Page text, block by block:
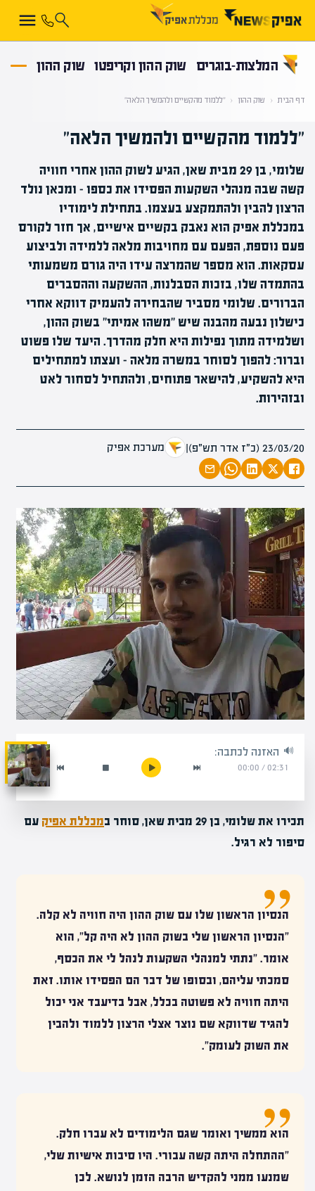
המלצות-בוגרים שוק ההון וקריפטו שוק ההון
דף הבית ‹ שוק ההון ‹ "ללמוד מהקשיים ולהמשיך הלאה"
"ללמוד מהקשיים ולהמשיך הלאה"
שלומי, בן 29 מבית שאן, הגיע לשוק ההון אחרי חוויה
קשה שבה מנהלי השקעות הפסידו את כספו – ומכאן נולד
הרצון להבין ולהתמקצע בעצמו. בתחילת לימודיו
במכללת אפיק הוא נאבק בקשיים אישיים, אך חזר לקורס
פעם נוספת, הפעם עם מחויבות מלאה ללמידה ולביצוע
עסקאות. הוא מספר שהמרצה עידו היה גורם משמעותי
בהתמדה שלו, בזכות הסבלנות, ההשקעה וההסברים
הברורים. שלומי מסביר שהבחירה להעמיק דווקא אחרי
כישלון נבעה מהבנה שיש "משהו אמיתי" בשוק ההון,
ושלמידה מתוך נפילות היא חלק מהדרך. היעד שלו פשוט
וברור: להפוך לסוחר במשרה מלאה – ועצתו למתחילים
היא להשקיע, להישאר פתוחים, ולהתחיל לסחור לאט
ובזהירות.
23/03/20 (כ״ז אדר תש״פ) | מערכת אפיק
האזנה לכתבה:
02:31
/
00:00
תכירו את שלומי, בן 29 מבית שאן, סוחר ב מכללת אפיק עם
סיפור לא רגיל.
הנסיון הראשון שלו עם שוק ההון היה חוויה לא קלה.
"הנסיון הראשון שלי בשוק ההון לא היה קל", הוא
אומר. "נתתי למנהלי השקעות לנהל לי את הכסף,
סמכתי עליהם, ובסופו של דבר הם הפסידו אותו. זאת
היתה חוויה לא פשוטה בכלל, אבל בדיעבד אני יכול
להגיד שדווקא שם נוצר אצלי הרצון ללמוד ולהבין
את השוק לעומק".
הוא ממשיך ואומר שגם הלימודים לא עברו חלק.
"ההתחלה היתה קשה עבורי. היו סיבות אישיות שלי,
שמנעו ממני להקדיש הרבה הזמן לנושא. לכן